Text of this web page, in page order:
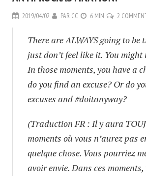
2019/04/02 PAR CC 6 MIN 2
There are ALWAYS going to be
just don’t feel like it. You might
In those moments, you have a
do you find an excuse? Or do
excuses and #doitanyway?
(Traduction FR : Il y aura
moments où vous n’aurez pas
quelque chose. Vous pourriez
avoir envie. Dans ces moments,